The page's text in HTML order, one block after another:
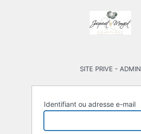
SITE PRIVE - ADMIN
Identifiant ou adresse e-mail